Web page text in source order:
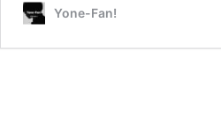
Yone-Fan!